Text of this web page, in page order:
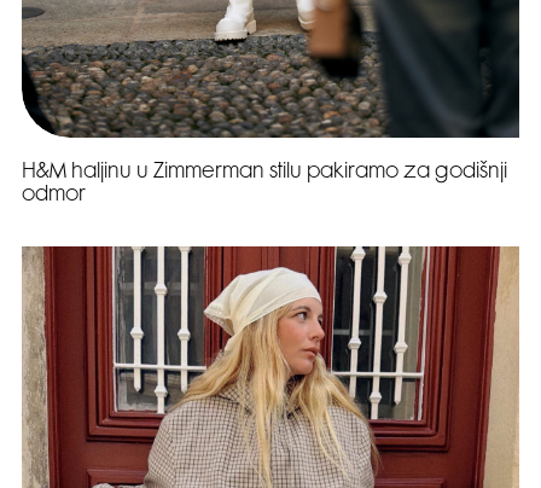
H&M haljinu u Zimmerman stilu pakiramo za godišnji
odmor